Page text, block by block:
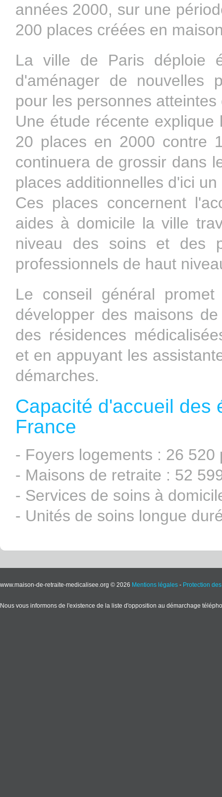
années 2000, sur une
200 places créées en
La ville de Paris déploie
d'aménager de nouvelles
pour les personnes atteintes
Une étude récente
20 places en 2000 contre
continuera de grossir dans
places additionnelles d'ici
Ces places concernent
aides à domicile la ville
niveau des soins et des
professionnels de haut
Le conseil général
développer des maisons
des résidences
et en appuyant les
démarches.
Capacité d'accueil des
France
- Foyers logements : 26 520
- Maisons de retraite : 52
- Services de soins à
- Unités de soins longue
www.maison-de-retraite-medicalisee.org © 2026 Mentions légales - Protection
Nous vous informons de l'existence de la liste d'opposition au démarchage